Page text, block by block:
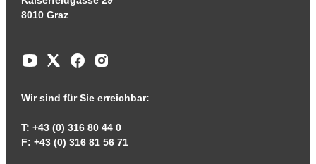
8010 Graz
Wir sind für Sie erreichbar:
T: +43 (0) 316 80 44 0
F: +43 (0) 316 81 56 71